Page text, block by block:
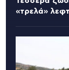
«τρελά»